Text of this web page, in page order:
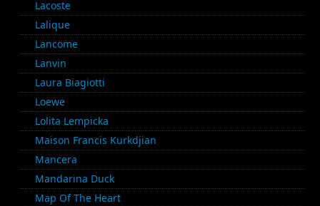
Lacoste
Lalique
Lancome
Lanvin
Laura Biagiotti
Loewe
Lolita Lempicka
Maison Francis Kurkdjian
Mancera
Mandarina Duck
Map Of The Heart